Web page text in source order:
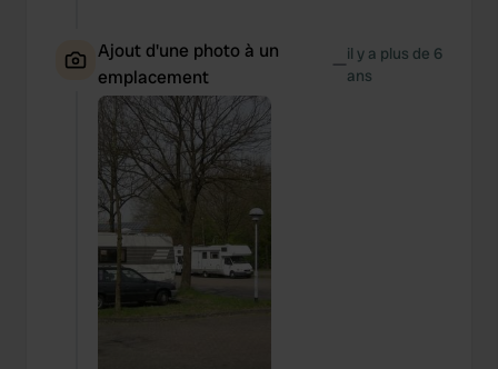
Ajout d'une photo à un
emplacement
—il y a plus de 6
ans